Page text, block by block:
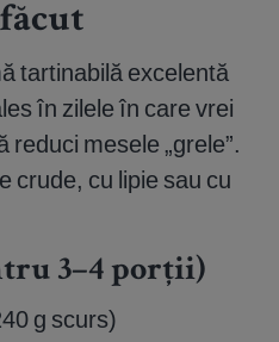
tartinabilă excelentă
în zilele în care vrei
reduci mesele „grele”.
crude, cu lipie sau cu
3–4 porții)
g scurs)